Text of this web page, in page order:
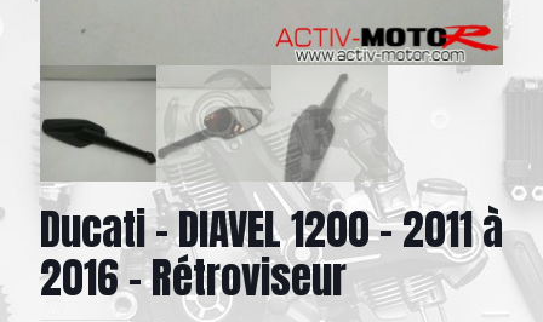
Ducati – DIAVEL 1200 – 2011 à
2016 – Rétroviseur